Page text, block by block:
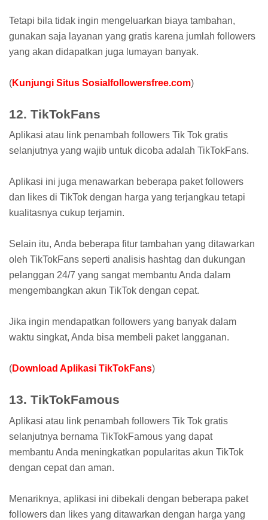
Tetapi bila tidak ingin mengeluarkan biaya tambahan,
gunakan saja layanan yang gratis karena jumlah followers
yang akan didapatkan juga lumayan banyak.
(Kunjungi Situs Sosialfollowersfree.com)
12. TikTokFans
Aplikasi atau link penambah followers Tik Tok gratis
selanjutnya yang wajib untuk dicoba adalah TikTokFans.
Aplikasi ini juga menawarkan beberapa paket followers
dan likes di TikTok dengan harga yang terjangkau tetapi
kualitasnya cukup terjamin.
Selain itu, Anda beberapa fitur tambahan yang ditawarkan
oleh TikTokFans seperti analisis hashtag dan dukungan
pelanggan 24/7 yang sangat membantu Anda dalam
mengembangkan akun TikTok dengan cepat.
Jika ingin mendapatkan followers yang banyak dalam
waktu singkat, Anda bisa membeli paket langganan.
(Download Aplikasi TikTokFans)
13. TikTokFamous
Aplikasi atau link penambah followers Tik Tok gratis
selanjutnya bernama TikTokFamous yang dapat
membantu Anda meningkatkan popularitas akun TikTok
dengan cepat dan aman.
Menariknya, aplikasi ini dibekali dengan beberapa paket
followers dan likes yang ditawarkan dengan harga yang